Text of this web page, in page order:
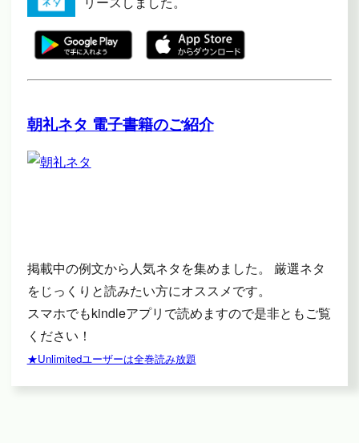
朝礼ネタ 電子書籍のご紹介
掲載中の例文から人気ネタを集めました。 厳選ネタ
をじっくりと読みたい方にオススメです。
スマホでもkindleアプリで読めますので是非ともご覧
ください！
★Unlimitedユーザーは全巻読み放題